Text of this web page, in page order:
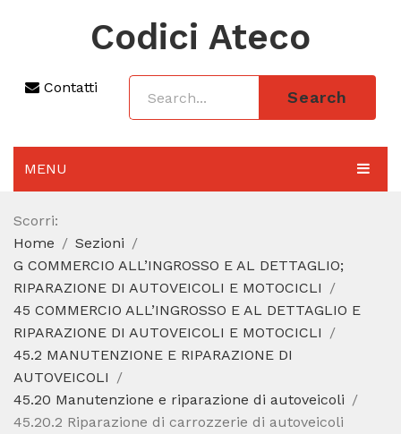
Codici Ateco
Contatti
Search
MENU
AGGIORNAMENTO 2025
SEZIONI
CODICE ATECO A COSA SERVE
CODICE FISCALE
Scorri:
Home
Sezioni
G COMMERCIO ALL’INGROSSO E AL DETTAGLIO;
RIPARAZIONE DI AUTOVEICOLI E MOTOCICLI
45 COMMERCIO ALL’INGROSSO E AL DETTAGLIO E
RIPARAZIONE DI AUTOVEICOLI E MOTOCICLI
45.2 MANUTENZIONE E RIPARAZIONE DI
AUTOVEICOLI
45.20 Manutenzione e riparazione di autoveicoli
45.20.2 Riparazione di carrozzerie di autoveicoli